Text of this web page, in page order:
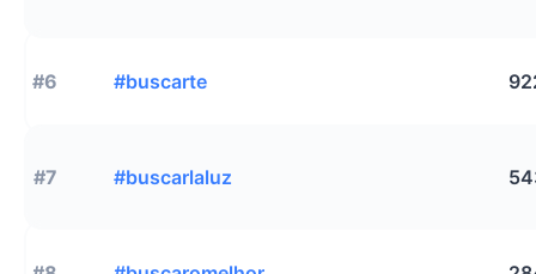
#6 #buscarte
#7 #buscarlaluz